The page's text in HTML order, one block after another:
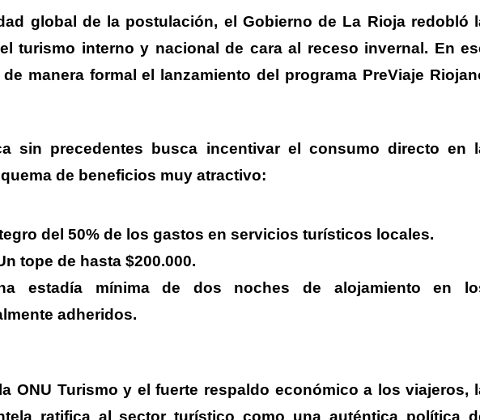
global de la postulación, el Gobierno de La Rioja redobló
turismo interno y nacional de cara al receso invernal. En
manera formal el lanzamiento del programa PreViaje
sin precedentes busca incentivar el consumo directo en
de beneficios muy atractivo:
del 50% de los gastos en servicios turísticos locales.
tope de hasta $200.000.
estadía mínima de dos noches de alojamiento en
adheridos.
ONU Turismo y el fuerte respaldo económico a los viajeros,
ratifica al sector turístico como una auténtica política